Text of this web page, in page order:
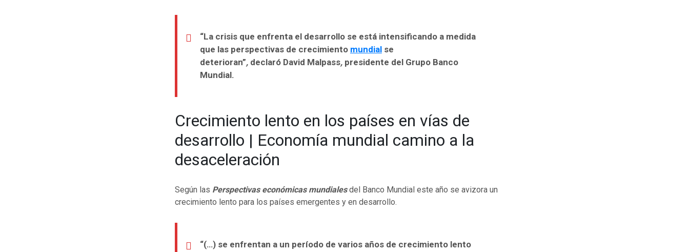
“La crisis que enfrenta el desarrollo se está intensificando a medida
que las perspectivas de crecimiento mundialse
deterioran”, declaró David Malpass,presidente del Grupo Banco
Mundial.
Crecimiento lento en los países en vías de
desarrollo | Economía mundial camino a la
desaceleración
Según las Perspectivas económicas mundialesdel Banco Mundial este año se avizora un
crecimiento lento para los países emergentes y en desarrollo.
“(…) se enfrentan a un período de varios años de crecimiento lento